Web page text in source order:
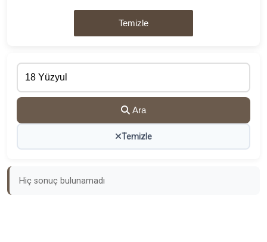
Temizle
Ara
Temizle
Hiç sonuç bulunamadı